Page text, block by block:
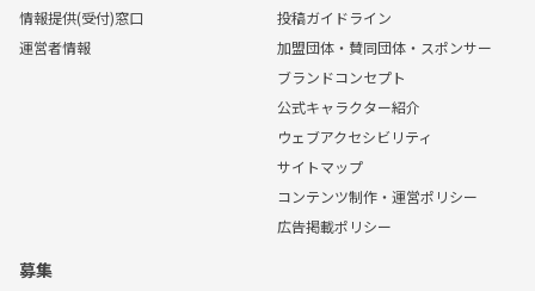
情報提供(受付)窓口
運営者情報
投稿ガイドライン
加盟団体・賛同団体・スポンサー
ブランドコンセプト
公式キャラクター紹介
ウェブアクセシビリティ
サイトマップ
コンテンツ制作・運営ポリシー
広告掲載ポリシー
募集